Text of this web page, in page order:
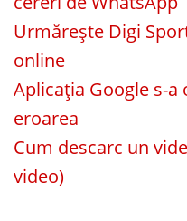
Urmărește Digi
online
Aplicația Google s-
eroarea
Cum descarc un
video)